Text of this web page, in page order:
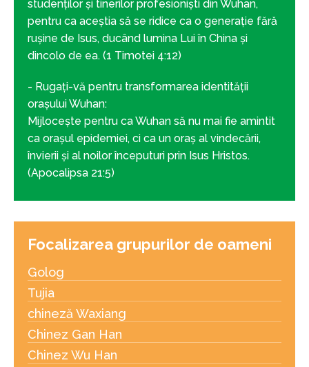
studenților și tinerilor profesioniști din Wuhan,
pentru ca aceștia să se ridice ca o generație fără
rușine de Isus, ducând lumina Lui în China și
dincolo de ea. (1 Timotei 4:12)
- Rugați-vă pentru transformarea identității
orașului Wuhan:
Mijlocește pentru ca Wuhan să nu mai fie amintit
ca orașul epidemiei, ci ca un oraș al vindecării,
învierii și al noilor începuturi prin Isus Hristos.
(Apocalipsa 21:5)
Focalizarea grupurilor de oameni
Golog
Tujia
chineză Waxiang
Chinez Gan Han
Chinez Wu Han